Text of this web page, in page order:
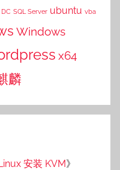
SQL Server ubuntu vba
Windows
x64
麟
安装 KVM》